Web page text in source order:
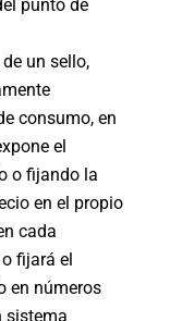
punto de
un sello,
consumo, en
el
o fijando la
en el propio
cada
fijará el
en números
sistema